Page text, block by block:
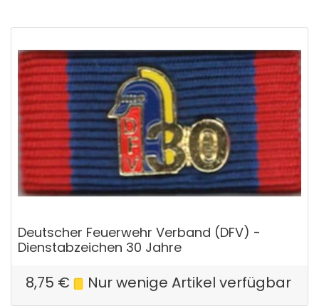
Deutscher Feuerwehr Verband (DFV) -
Dienstabzeichen 30 Jahre
8,75 € Nur wenige Artikel verfügbar